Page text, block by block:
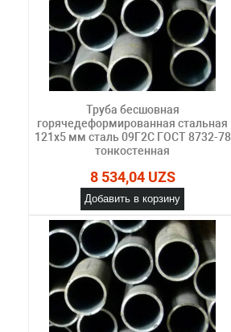
Труба бесшовная
горячедеформированная стальная
121х5 мм сталь 09Г2С ГОСТ 8732-78
тонкостенная
8 534,04 UZS
Добавить в корзину